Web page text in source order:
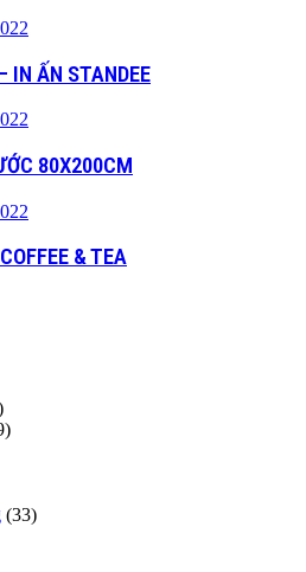
IN ẤN STANDEE
80X200CM
& TEA
(33)